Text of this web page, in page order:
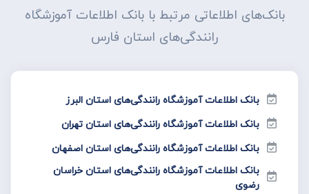
بانک‌های اطلاعاتی مرتبط با بانک اطلاعات آموزشگاه
رانندگی‌های استان فارس
بانک اطلاعات آموزشگاه رانندگی‌های استان البرز
بانک اطلاعات آموزشگاه رانندگی‌های استان تهران
بانک اطلاعات آموزشگاه رانندگی‌های استان اصفهان
بانک اطلاعات آموزشگاه رانندگی‌های استان خراسان
رضوی